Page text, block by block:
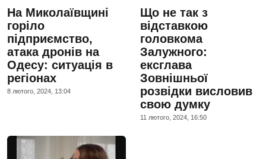
На Миколаївщині
горіло
підприємство,
атака дронів на
Одесу: ситуація в
регіонах
8 лютого, 2024, 13:04
Що не так з
відставкою
головкома
Залужного:
ексглава
Зовнішньої
розвідки висловив
свою думку
11 лютого, 2024, 16:50